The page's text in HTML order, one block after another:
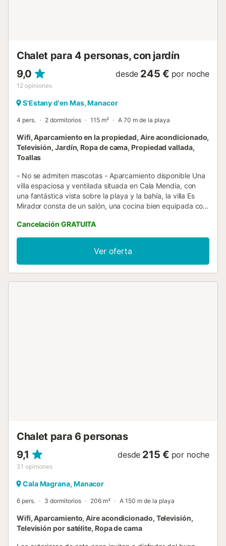
Chalet para 4 personas, con jardín
9,0
12 opiniones
desde 245 € por noche
S'Estany d'en Mas, Manacor
4 pers. 2 dormitorios 115 m² A 70 m de la playa
Wifi, Aparcamiento en la propiedad, Aire acondicionado,
Televisión, Jardín, Ropa de cama, Propiedad vallada,
Toallas
- No se admiten mascotas - Aparcamiento disponible Una
villa espaciosa y ventilada situada en Cala Mendia, con
una fantástica vista sobre la playa y la bahía, la villa Es
Mirador consta de un salón, una cocina bien equipada con
en ella se pueden alojar 4 personas. Los servicios
adicionales incluyen Wi-Fi, aire acondicionado y una
televisión. Hay una cuna y una trona disponibles bajo
petición. En el exterior, encontrarás una terraza privada
con zonas cubiertas y abiertas, junto con una parrilla y un
Cancelación GRATUITA
Ver oferta
Chalet para 6 personas
9,1
31 opiniones
desde 215 € por noche
Cala Magrana, Manacor
6 pers. 3 dormitorios 206 m² A 150 m de la playa
Wifi, Aparcamiento, Aire acondicionado, Televisión,
Televisión por satélite, Ropa de cama